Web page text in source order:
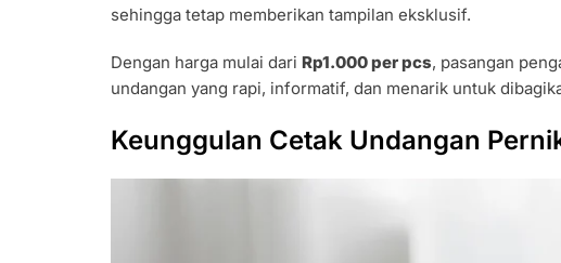
sehingga tetap memberikan tampilan eksklusif.
Dengan harga mulai dari Rp1.000 per pcs, pasangan
undangan yang rapi, informatif, dan menarik untuk
Keunggulan Cetak Undangan